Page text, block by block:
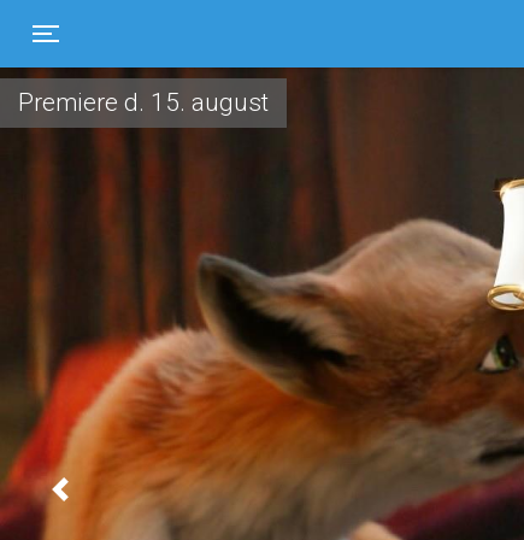
Premiere d. 15. august
Previous